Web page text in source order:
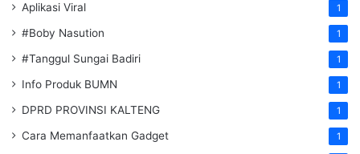
Aplikasi Viral 1
#Boby Nasution 1
#Tanggul Sungai Badiri 1
Info Produk BUMN 1
DPRD PROVINSI KALTENG 1
Cara Memanfaatkan Gadget 1